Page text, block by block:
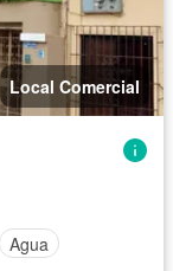
Local Comercial
Agua